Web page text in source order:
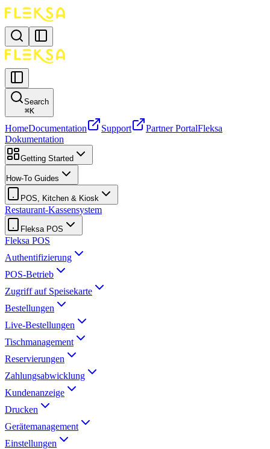
Search
⌘K
HomeDocumentation Support Partner PortalFleksa
Dokumentation
Getting Started
How-To Guides
POS, Kitchen & Kiosk
Restaurant-Kassensystem
Fleksa POS
Fleksa POS
Authentifizierung
POS-Betrieb
Zugriff auf Speisekarte
Bestellungen
Live-Bestellungen
Tischmanagement
Reservierungen
Zahlungsabwicklung
Kundenanzeige
Drucken
Gerätemanagement
Einstellungen